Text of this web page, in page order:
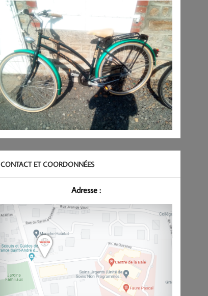
CONTACT ET COORDONNÉES
Adresse :